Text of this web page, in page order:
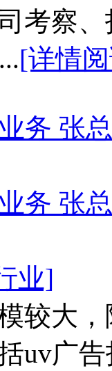
考察
[详情
务 张
务 张
业]
较大
uv广